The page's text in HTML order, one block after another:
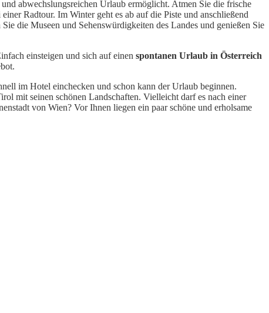
abwechslungsreichen Urlaub ermöglicht. Atmen Sie die frische
Radtour. Im Winter geht es ab auf die Piste und anschließend
die Museen und Sehenswürdigkeiten des Landes und genießen Sie
einsteigen und sich auf einen spontanen Urlaub in Österreich
im Hotel einchecken und schon kann der Urlaub beginnen.
mit seinen schönen Landschaften. Vielleicht darf es nach einer
von Wien? Vor Ihnen liegen ein paar schöne und erholsame